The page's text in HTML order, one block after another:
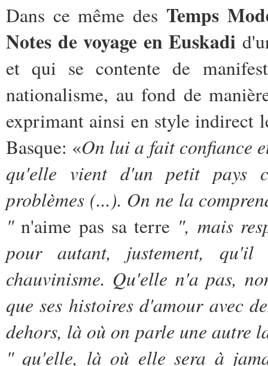
Dans ce même des Temps
Notes de voyage en Euskadi
et qui se contente de
nationalisme, au fond de
exprimant ainsi en style indirect
Basque: «On lui a fait confiance
qu'elle vient d'un petit pays
problèmes (...). On ne la
"n'aime pas sa terre ", mais
pour autant, justement,
chauvinisme. Qu'elle n'a pas,
que ses histoires d'amour avec
dehors, là où on parle une autre
" qu'elle, là où elle sera à